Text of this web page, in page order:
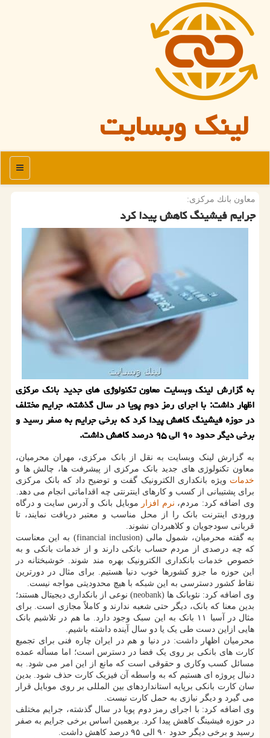
لینک وبسایت
منو
معاون بانك مركزی:
جرایم فیشینگ كاهش پیدا كرد
به گزارش لینك وبسایت معاون تكنولوژی های جدید بانك مركزی
اظهار داشت: با اجرای رمز دوم پویا در سال گذشته، جرایم مختلف
در حوزه فیشینگ كاهش پیدا كرد كه برخی جرایم به صفر رسید و
برخی دیگر حدود ۹۰ الی ۹۵ درصد كاهش داشت.
به گزارش لینک وبسایت به نقل از بانک مرکزی، مهران محرمیان،
معاون تکنولوژی های جدید بانک مرکزی از پیشرفت ها، چالش ها و
خدمات ویژه بانکداری الکترونیک گفت و توضیح داد که بانک مرکزی
برای پشتیبانی از کسب و کارهای اینترنتی چه اقداماتی انجام می دهد.
وی اضافه کرد: مردم، نرم افزار موبایل بانک و آدرس سایت و درگاه
ورودی اینترنت بانک را از محل مناسب و معتبر دریافت نمایند، تا
قربانی سودجویان و کلاهبردان نشوند.
به گفته محرمیان، شمول مالی (financial inclusion) به این معناست
که چه درصدی از مردم حساب بانکی دارند و از خدمات بانکی و به
خصوص خدمات بانکداری الکترونیک بهره مند شوند. خوشبختانه در
این حوزه ما جزو کشورها خوب دنیا هستیم. برای مثال در دورترین
نقاط کشور دسترسی به این شبکه با هیچ محدودیتی مواجه نیست.
وی اضافه کرد: نئوبانک ها (neobank) نوعی از بانکداری دیجیتال هستند؛
بدین معنا که بانک، دیگر حتی شعبه ندارند و کاملاً مجازی است. برای
مثال در آسیا ۱۱ بانک به این سبک وجود دارد. ما هم در تلاشیم بانک
هایی ازاین دست طی یک یا دو سال آینده داشته باشیم.
محرمیان اظهار داشت: در دنیا و هم در ایران چاره فنی برای تجمیع
کارت های بانکی بر روی یک فضا در دسترس است؛ اما مسأله عمده
مسائل کسب وکاری و حقوقی است که مانع از این امر می شود. به
دنبال پروژه ای هستیم که به واسطه آن فیزیک کارت حذف شود. بدین
سان کارت بانکی برپایه استانداردهای بین المللی بر روی موبایل قرار
می گیرد و دیگر نیازی به حمل کارت نیست.
وی اضافه کرد: با اجرای رمز دوم پویا در سال گذشته، جرایم مختلف
در حوزه فیشینگ کاهش پیدا کرد. برهمین اساس برخی جرایم به صفر
رسید و برخی دیگر حدود ۹۰ الی ۹۵ درصد کاهش داشت.